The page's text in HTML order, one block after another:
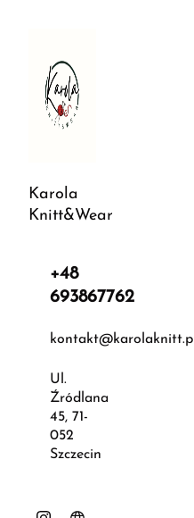
Karola
Knitt&Wear
+48
693867762
kontakt@karolaknitt.pl
Ul.
Źródlana
45, 71-
052
Szczecin